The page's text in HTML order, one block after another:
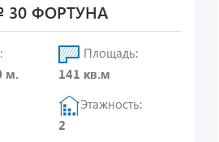
ФОРТУНА
м.
Площадь:
141 кв.м
Этажность:
2